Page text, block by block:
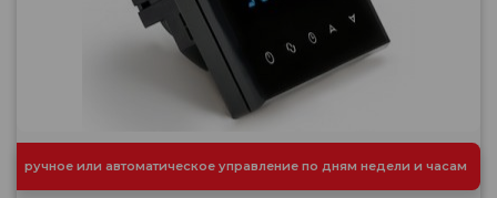
ручное или автоматическое управление по дням недели и часам